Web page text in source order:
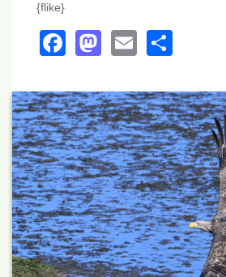
{flike}
Facebook
Mastodon
Email